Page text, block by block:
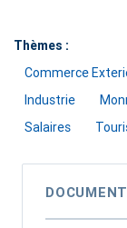
Thèmes :
Commerce
Industrie
Salaires